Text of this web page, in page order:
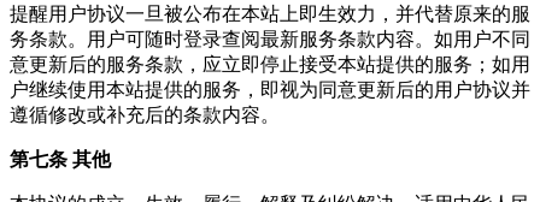
提醒用户协议一旦被公布在本站上即生效力，并代替原来的服
务条款。用户可随时登录查阅最新服务条款内容。如用户不同
意更新后的服务条款，应立即停止接受本站提供的服务；如用
户继续使用本站提供的服务，即视为同意更新后的用户协议并
遵循修改或补充后的条款内容。
第七条 其他